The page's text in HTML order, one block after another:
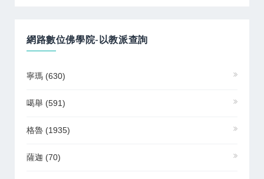
網路數位佛學院-以教派查詢
寧瑪 (630)
噶舉 (591)
格魯 (1935)
薩迦 (70)